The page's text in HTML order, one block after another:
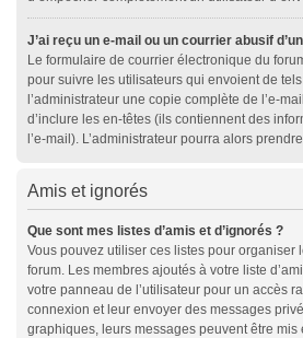
J’ai reçu un e-mail ou un courrier abusif
Le formulaire de courrier électronique du
pour suivre les utilisateurs qui envoient de
l’administrateur une copie complète de l’e-
d’inclure les en-têtes (ils contiennent des
l’e-mail). L’administrateur pourra alors
Amis et ignorés
Que sont mes listes d’amis et d’ignorés ?
Vous pouvez utiliser ces listes pour organiser
forum. Les membres ajoutés à votre liste
votre panneau de l’utilisateur pour un accès
connexion et leur envoyer des messages
graphiques, leurs messages peuvent être mis